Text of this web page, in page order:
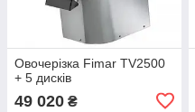
Овочерізка Fimar TV2500
+ 5 дисків
49 020 ₴